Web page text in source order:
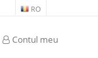
RO
Contul meu